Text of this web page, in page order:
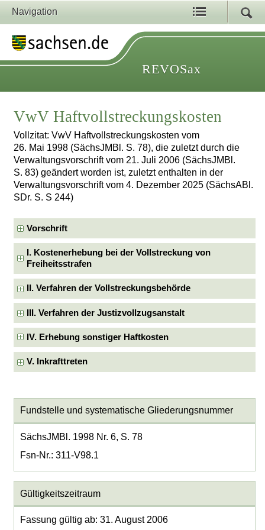
Navigation
REVOSax
VwV Haftvollstreckungskosten
Vollzitat: VwV Haftvollstreckungskosten vom
26. Mai 1998 (SächsJMBl. S. 78), die zuletzt durch die
Verwaltungsvorschrift vom 21. Juli 2006 (SächsJMBl.
S. 83) geändert worden ist, zuletzt enthalten in der
Verwaltungsvorschrift vom 4. Dezember 2025 (SächsABl.
SDr. S. S 244)
Vorschrift
I. Kostenerhebung bei der Vollstreckung von
Freiheitsstrafen
II. Verfahren der Vollstreckungsbehörde
III. Verfahren der Justizvollzugsanstalt
IV. Erhebung sonstiger Haftkosten
V. Inkrafttreten
Fundstelle und systematische Gliederungsnummer
SächsJMBl. 1998 Nr. 6, S. 78
Fsn-Nr.: 311-V98.1
Gültigkeitszeitraum
Fassung gültig ab: 31. August 2006